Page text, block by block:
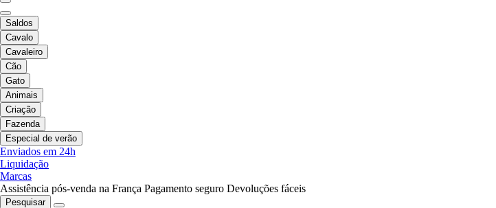
Saldos
Cavalo
Cavaleiro
Cão
Gato
Animais
Criação
Fazenda
Especial de verão
Enviados em 24h
Liquidação
Marcas
Assistência pós-venda na França Pagamento seguro Devoluções fáceis
Pesquisar